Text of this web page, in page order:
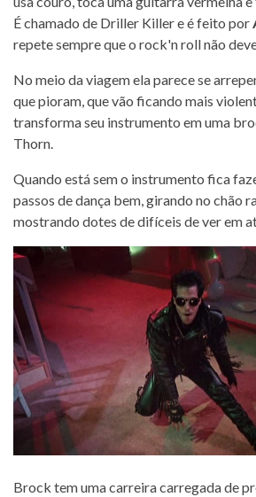
É chamado de Driller Killer e é feito por
repete sempre que o rock'n roll não
No meio da viagem ela parece se
que pioram, que vão ficando mais
transforma seu instrumento em uma
Thorn.
Quando está sem o instrumento fica
passos de dança bem, girando no chão
mostrando dotes de difíceis de ver em
Brock tem uma carreira carregada de